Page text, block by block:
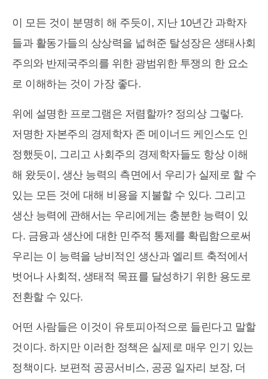
이 모든 것이 분명히 해 주듯이, 지난 10년간 과학자
들과 활동가들의 상상력을 넓혀준 탈성장은 생태사회
주의와 반제국주의를 위한 광범위한 투쟁의 한 요소
로 이해하는 것이 가장 좋다.
위에 설명한 프로그램은 저렴할까? 정의상 그렇다.
저명한 자본주의 경제학자 존 메이너드 케인스도 인
정했듯이, 그리고 사회주의 경제학자들도 항상 이해
해 왔듯이, 생산 능력의 측면에서 우리가 실제로 할 수
있는 모든 것에 대해 비용을 지불할 수 있다. 그리고
생산 능력에 관해서는 우리에게는 충분한 능력이 있
다. 금융과 생산에 대한 민주적 통제를 확립함으로써
우리는 이 능력을 낭비적인 생산과 엘리트 축적에서
벗어나 사회적, 생태적 목표를 달성하기 위한 용도로
전환할 수 있다.
어떤 사람들은 이것이 유토피아적으로 들린다고 말할
것이다. 하지만 이러한 정책은 실제로 매우 인기 있는
정책이다. 보편적 공공서비스, 공공 일자리 보장, 더